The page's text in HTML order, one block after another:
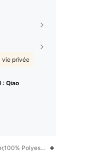
vie privée
: Qiao
Polyester,Taie d'oreiller,